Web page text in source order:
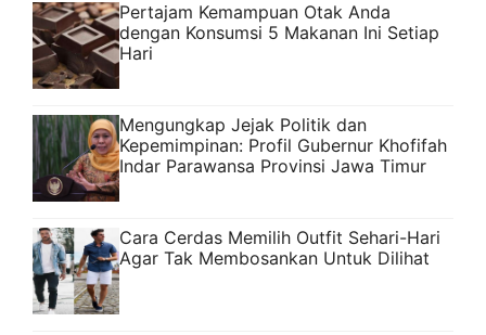
Pertajam Kemampuan Otak Anda
dengan Konsumsi 5 Makanan Ini Setiap
Hari
Mengungkap Jejak Politik dan
Kepemimpinan: Profil Gubernur Khofifah
Indar Parawansa Provinsi Jawa Timur
Cara Cerdas Memilih Outfit Sehari-Hari
Agar Tak Membosankan Untuk Dilihat